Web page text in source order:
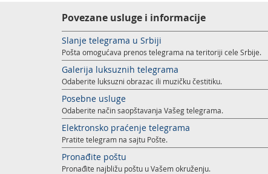
Povezane usluge i informacije
Slanje telegrama u Srbiji
Pošta omogućava prenos telegrama na teritoriji cele Srbije.
Galerija luksuznih telegrama
Odaberite luksuzni obrazac ili muzičku čestitiku.
Posebne usluge
Odaberite način saopštavanja Vašeg telegrama.
Elektronsko praćenje telegrama
Pratite telegram na sajtu Pošte.
Pronađite poštu
Pronađite najbližu poštu u Vašem okruženju.